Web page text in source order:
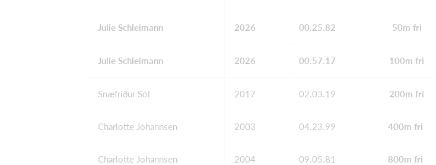
Julie Schleimann 2026 00.25.82 50m fri
Julie Schleimann 2026 00.57.17 100m fri
Snæfríður Sól 2017 02.03.19 200m fri
Charlotte Johannsen 2003 04.23.99 400m fri
Charlotte Johannsen 2004 09.05.81 800m fri